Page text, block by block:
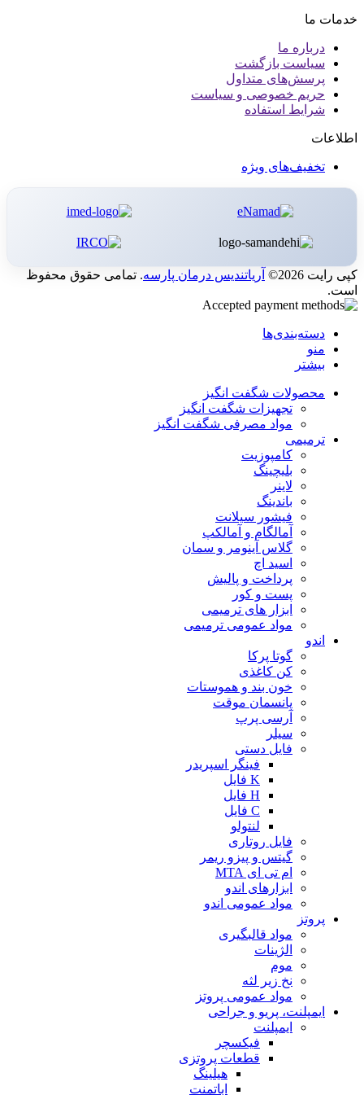
خدمات ما
درباره ما
سیاست بازگشت
پرسش‌های متداول
حریم خصوصی و سیاست
شرایط استفاده
اطلاعات
تخفیف‌های ویژه
کپی رایت 2026© آریاتندیس درمان پارسه. تمامی حقوق محفوظ
است.
دسته‌بندی‌ها
منو
بیشتر
محصولات شگفت انگیز
تجهیزات شگفت انگیز
مواد مصرفی شگفت انگیز
ترمیمی
کامپوزیت
بلیچینگ
لاینر
باندینگ
فیشور سیلانت
آمالگام و آمالکپ
گلاس آینومر و سمان
اسید اچ
پرداخت و پالیش
پست و کور
ابزار های ترمیمی
مواد عمومی ترمیمی
اندو
گوتا پرکا
کن کاغذی
خون بند و هموستات
پانسمان موقت
آرسی پرپ
سیلر
فایل دستی
فینگر اسپریدر
K فایل
H فایل
C فایل
لنتولو
فایل روتاری
گیتس و پیزو ریمر
ام تی ای MTA
ابزارهای اندو
مواد عمومی اندو
پروتز
مواد قالبگیری
الژینات
موم
نخ زیر لثه
مواد عمومی پروتز
ایمپلنت، پریو و جراحی
ایمپلنت
فیکسچر
قطعات پروتزی
هیلینگ
اباتمنت